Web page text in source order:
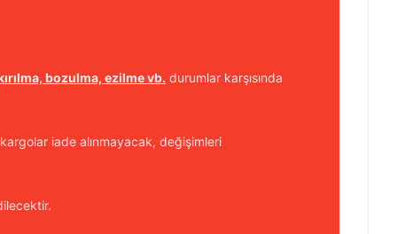
bozulma, ezilme vb. durumlar karşısında
iade alınmayacak, değişimleri